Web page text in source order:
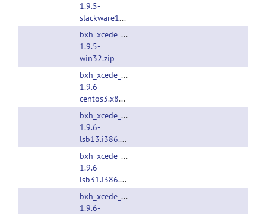
1.9.5-
slackware13.i686.tgz
bxh_xcede_tools-
1.9.5-
win32.zip
bxh_xcede_tools-
1.9.6-
centos3.x86_64.tgz
bxh_xcede_tools-
1.9.6-
lsb13.i386.tgz
bxh_xcede_tools-
1.9.6-
lsb31.i386.tgz
bxh_xcede_tools-
1.9.6-